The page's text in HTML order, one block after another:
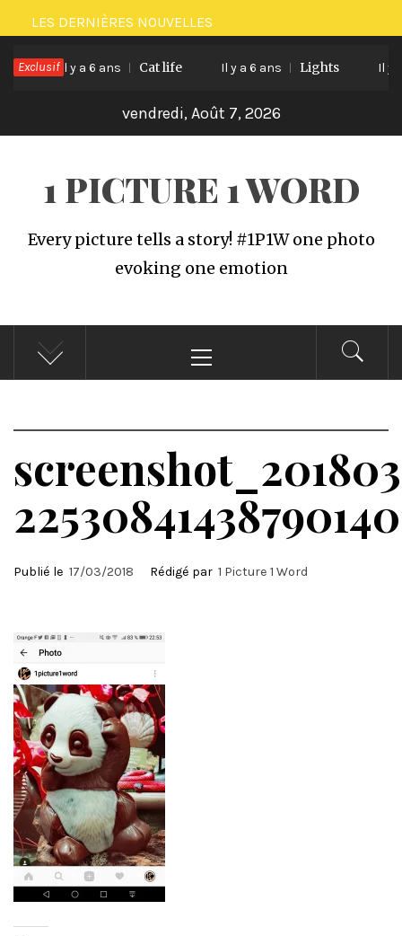
Passer
au
contenu
LES DERNIÈRES NOUVELLES
ExclusifIl y a 6 ans Cat life Il y a 6 ans Lights Il y a
vendredi, Août 7, 2026
1 PICTURE 1 WORD
Every picture tells a story! #1P1W one photo
evoking one emotion
principal
Publié le 17/03/2018 Rédigé par 1 Picture 1 Word